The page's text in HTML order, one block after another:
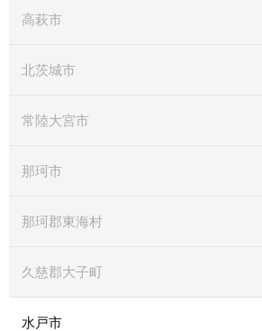
高萩市
北茨城市
常陸大宮市
那珂市
那珂郡東海村
久慈郡大子町
水戸市